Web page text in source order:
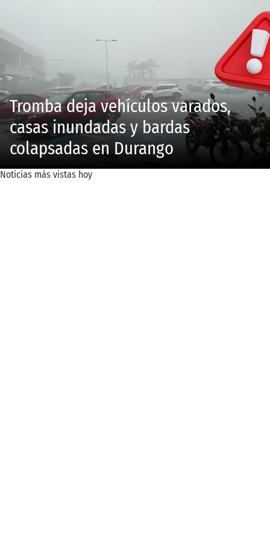
Tromba deja vehículos varados,
casas inundadas y bardas
colapsadas en Durango
Noticias más vistas hoy